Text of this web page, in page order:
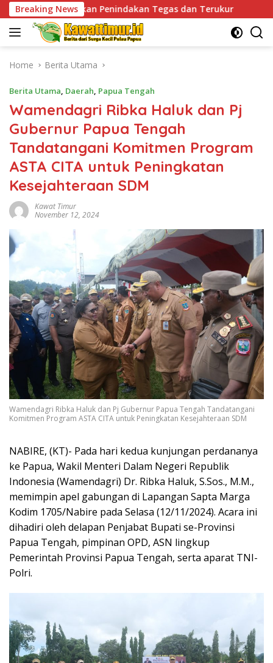
Skip
to
content
Breaking News
Penindakan Tegas dan Terukur Tingkatkan
Home Berita Utama
Berita Utama, Daerah, Papua Tengah
Wamendagri Ribka Haluk dan Pj
Gubernur Papua Tengah
Tandatangani Komitmen Program
ASTA CITA untuk Peningkatan
Kesejahteraan SDM
Kawat Timur
November 12, 2024
Wamendagri Ribka Haluk dan Pj Gubernur Papua Tengah Tandatangani
Komitmen Program ASTA CITA untuk Peningkatan Kesejahteraan SDM
NABIRE, (KT)- Pada hari kedua kunjungan perdananya
ke Papua, Wakil Menteri Dalam Negeri Republik
Indonesia (Wamendagri) Dr. Ribka Haluk, S.Sos., M.M.,
memimpin apel gabungan di Lapangan Sapta Marga
Kodim 1705/Nabire pada Selasa (12/11/2024). Acara ini
dihadiri oleh delapan Penjabat Bupati se-Provinsi
Papua Tengah, pimpinan OPD, ASN lingkup
Pemerintah Provinsi Papua Tengah, serta aparat TNI-
Polri.